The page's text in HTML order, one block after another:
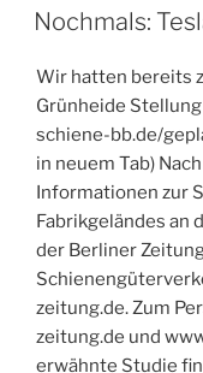
erschienenen
SIGNAL“
AM
Nochmals:
Wir hatten bereits
Grünheide
schiene-bb.de/
in neuem Tab)
Informationen zur
Fabrikgeländes an
der Berliner
zeitung.de. Zum
zeitung.de und
erwähnte Studie